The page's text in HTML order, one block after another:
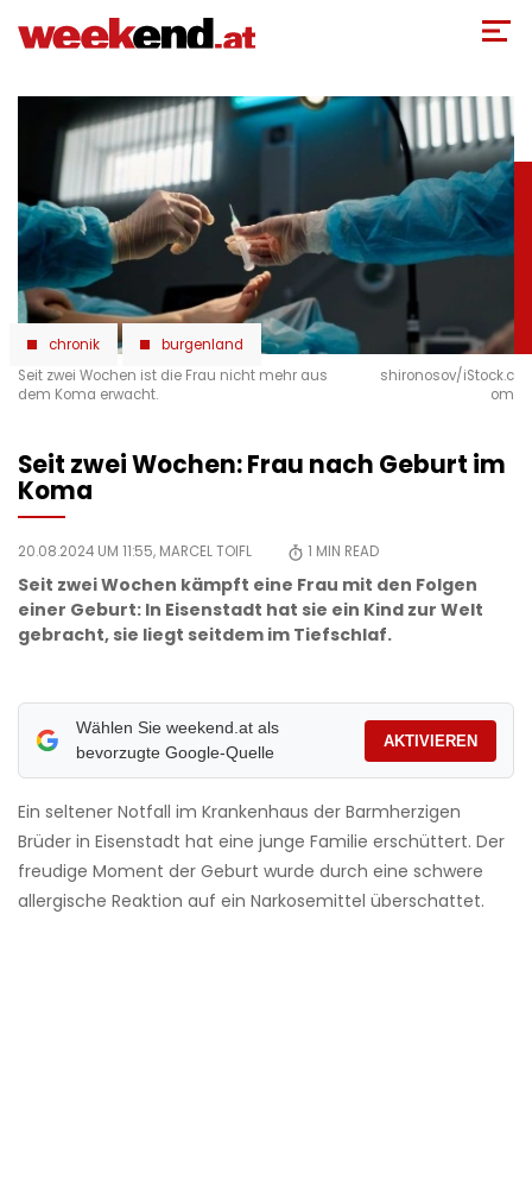
zum
chronik
burgenland
Seit zwei Wochen ist die Frau nicht mehr aus
dem Koma erwacht.
shironosov/iStock.c
om
Seit zwei Wochen: Frau nach Geburt im
Koma
20.08.2024 UM 11:55, MARCEL TOIFL 1 MIN READ
Seit zwei Wochen kämpft eine Frau mit den Folgen
einer Geburt: In Eisenstadt hat sie ein Kind zur Welt
gebracht, sie liegt seitdem im Tiefschlaf.
Wählen Sie weekend.at als
bevorzugte Google-Quelle
AKTIVIEREN
Ein seltener Notfall im Krankenhaus der Barmherzigen
Brüder in Eisenstadt hat eine junge Familie erschüttert. Der
freudige Moment der Geburt wurde durch eine schwere
allergische Reaktion auf ein Narkosemittel überschattet.